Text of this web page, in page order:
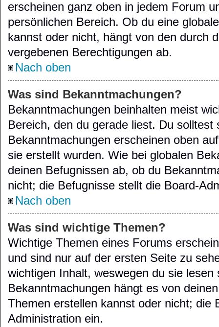
erscheinen ganz oben in jedem Forum
persönlichen Bereich. Ob du eine
kannst oder nicht, hängt von den durch
vergebenen Berechtigungen ab.
Nach oben
Was sind Bekanntmachungen?
Bekanntmachungen beinhalten meist
Bereich, den du gerade liest. Du solltest
Bekanntmachungen erscheinen oben
sie erstellt wurden. Wie bei globalen
deinen Befugnissen ab, ob du
nicht; die Befugnisse stellt die Board-
Nach oben
Was sind wichtige Themen?
Wichtige Themen eines Forums
und sind nur auf der ersten Seite zu
wichtigen Inhalt, weswegen du sie lesen
Bekanntmachungen hängt es von
Themen erstellen kannst oder nicht; die
Administration ein.